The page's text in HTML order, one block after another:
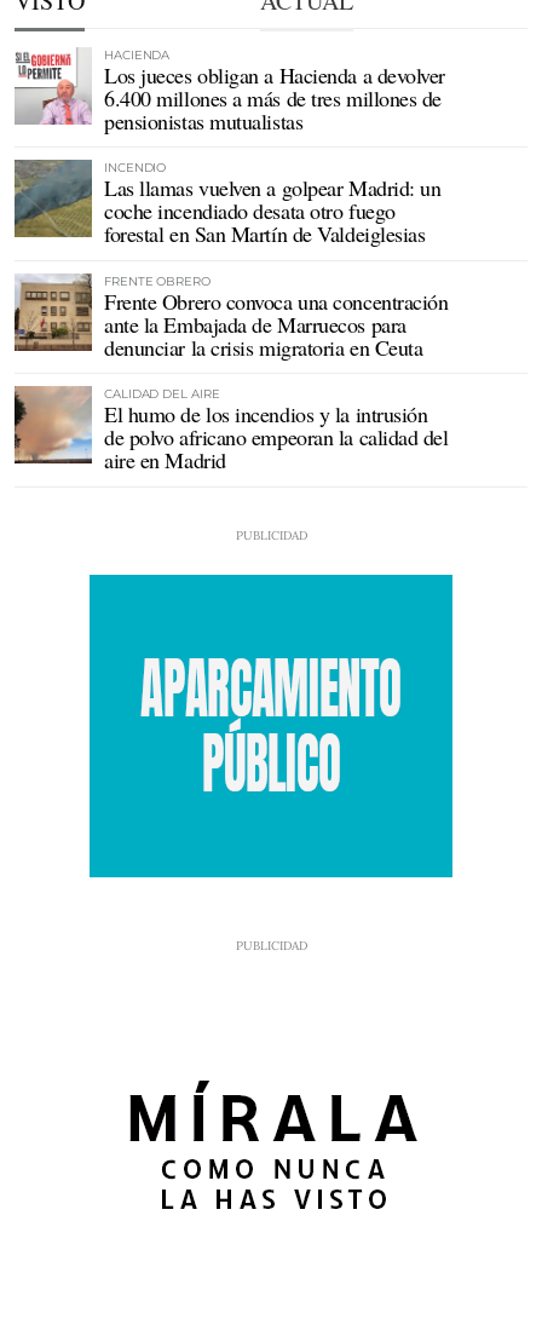
HACIENDA
Los jueces obligan a Hacienda a devolver
6.400 millones a más de tres millones de
pensionistas mutualistas
INCENDIO
Las llamas vuelven a golpear Madrid: un
coche incendiado desata otro fuego
forestal en San Martín de Valdeiglesias
FRENTE OBRERO
Frente Obrero convoca una concentración
ante la Embajada de Marruecos para
denunciar la crisis migratoria en Ceuta
CALIDAD DEL AIRE
El humo de los incendios y la intrusión
de polvo africano empeoran la calidad del
aire en Madrid